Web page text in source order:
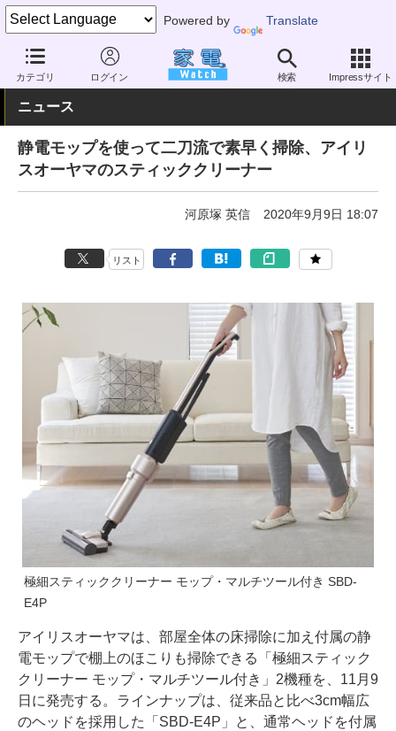
Powered by Translate
カテゴリ ログイン 検索 Impressサイト
家電 Watch 生活家電 掃除機 スティック型
ニュース
静電モップを使って二刀流で素早く掃除、アイリ
スオーヤマのスティッククリーナー
河原塚 英信 2020年9月9日 18:07
リスト
極細スティッククリーナー モップ・マルチツール付き SBD-
E4P
アイリスオーヤマは、部屋全体の床掃除に加え付属の静
電モップで棚上のほこりも掃除できる「極細スティック
クリーナー モップ・マルチツール付き」2機種を、11月9
日に発売する。ラインナップは、従来品と比べ3cm幅広
のヘッドを採用した「SBD-E4P」と、通常ヘッドを付属